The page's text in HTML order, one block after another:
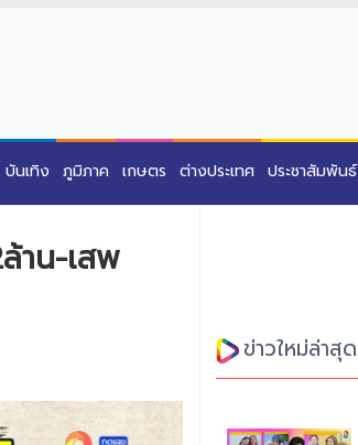
บันเทิง ภูมิภาค เกษตร ต่างประเทศ ประชาสัมพันธ์
าน-เสพ
ข่าวใหม่ล่าสุด